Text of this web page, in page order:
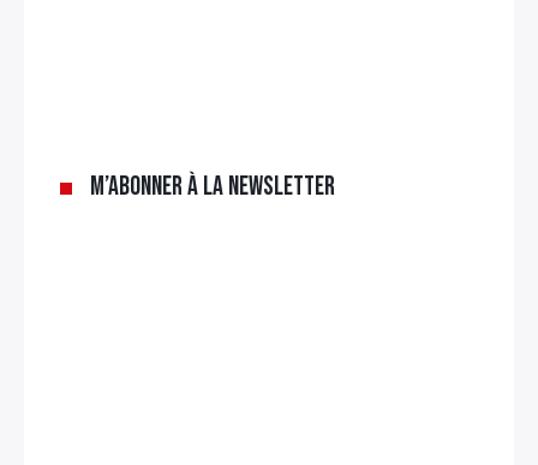
M’abonner à la newsletter
Rechercher